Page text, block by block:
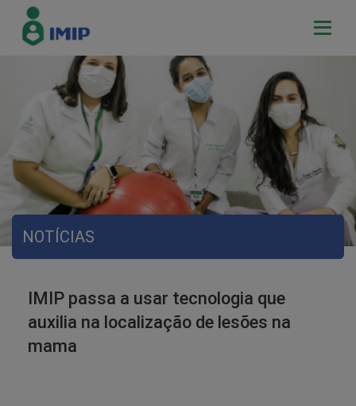
NOTÍCIAS
IMIP passa a usar tecnologia que
auxilia na localização de lesões na
mama